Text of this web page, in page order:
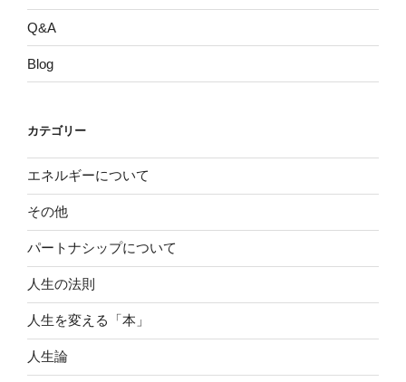
Q&A
Blog
カテゴリー
エネルギーについて
その他
パートナシップについて
人生の法則
人生を変える「本」
人生論